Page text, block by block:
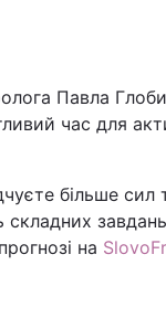
Наука
Павла
час для
більше сил
складних
на